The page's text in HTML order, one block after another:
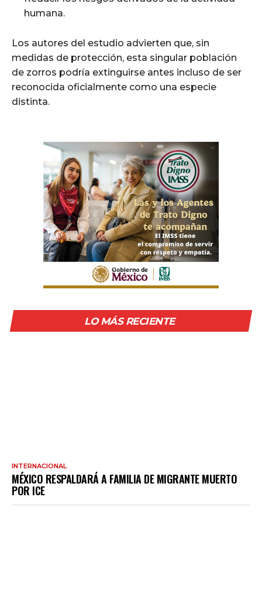
humana.
Los autores del estudio advierten que, sin
medidas de protección, esta singular población
de zorros podría extinguirse antes incluso de ser
reconocida oficialmente como una especie
distinta.
LO MÁS RECIENTE
INTERNACIONAL
MÉXICO RESPALDARÁ A FAMILIA DE MIGRANTE MUERTO
POR ICE